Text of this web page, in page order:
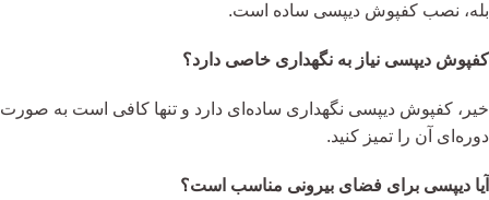
بله، نصب کفپوش دیپسی ساده است.
کفپوش دیپسی نیاز به نگهداری خاصی دارد؟
خیر، کفپوش دیپسی نگهداری ساده‌ای دارد و تنها کافی است به صورت
دوره‌ای آن را تمیز کنید.
آیا دیپسی برای فضای بیرونی مناسب است؟